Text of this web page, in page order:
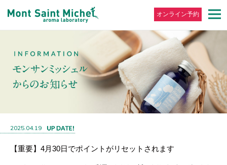
オンライン予約
2025.04.19
【重要】4月30日でポイントがリセットされます